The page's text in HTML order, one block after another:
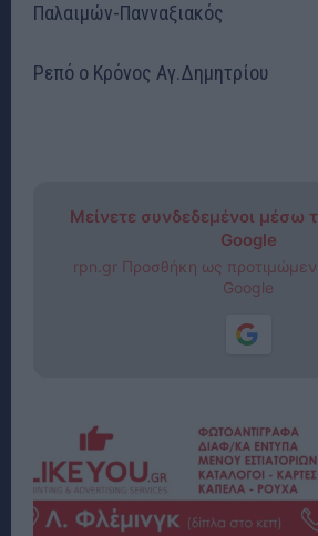
Παλαιμών-Πανναξιακός
Ρεπό ο Κρόνος Αγ.Δημητρίου
Μείνετε συνδεδεμένοι μέσω
Google
rpn.gr Προσθήκη ως
Google